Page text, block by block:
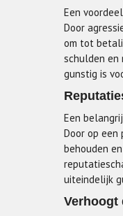
Een
Door
om tot
schulden en
gunstig is
Een
Door op
behouden
uiteindelijk
Verhoogt